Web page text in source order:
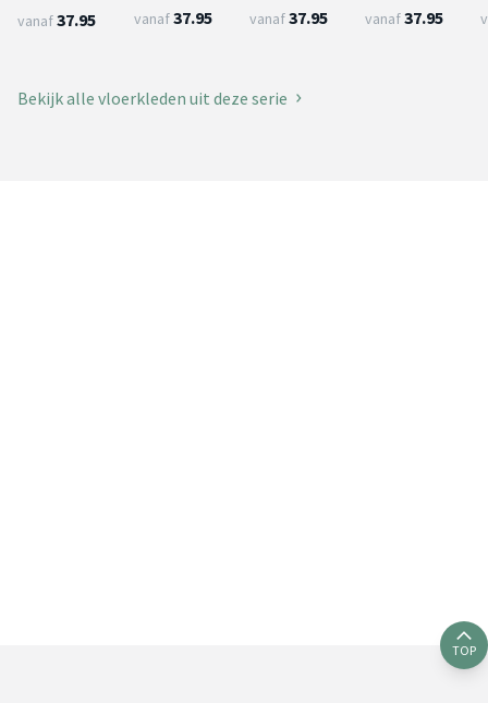
vanaf37.95 vanaf37.95 vanaf37.95 vanaf37.95
Bekijk alle vloerkleden uit deze serie
TOP